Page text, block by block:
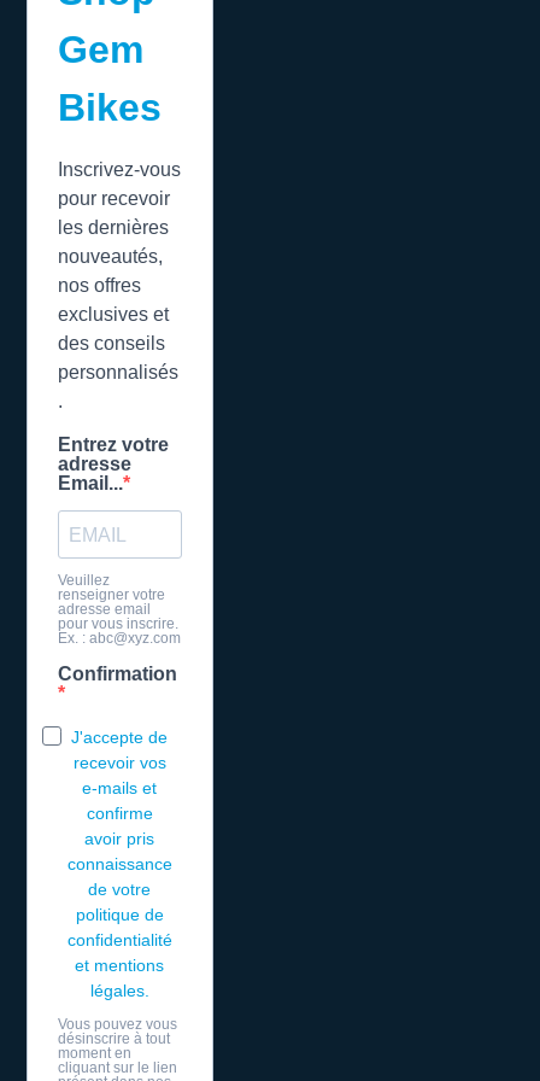
Gem
Bikes
Inscrivez-vous
pour recevoir
les dernières
nouveautés,
nos offres
exclusives et
des conseils
personnalisés
.
Entrez votre
adresse
Email...
Veuillez
renseigner votre
adresse email
pour vous inscrire.
Ex. : abc@xyz.com
Confirmation
J'accepte de
recevoir vos
e-mails et
confirme
avoir pris
connaissance
de votre
politique de
confidentialité
et mentions
légales.
Vous pouvez vous
désinscrire à tout
moment en
cliquant sur le lien